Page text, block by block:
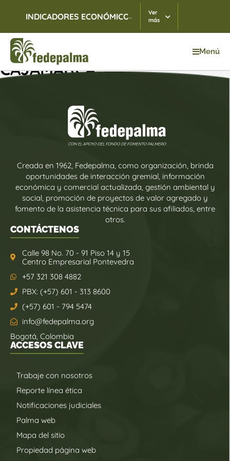
INDICADORES ECONÓMICOS TRM 05/08/2026
...
Ver
más
Menú
CAJAMARCA
Creada en 1962, Fedepalma, como organización, brinda
oportunidades de interacción gremial, información
económica y comercial actualizada, gestión ambiental y
social, promoción de proyectos de valor agregado y
fomento de la asistencia técnica para sus afiliados, entre
otros.
CONTÁCTENOS
Calle 98 No. 70 - 91 Piso 14 y 15
Centro Empresarial Pontevedra
+57 321 308 4882
PBX: (+57) 601 - 313 8600
(+57) 601 - 794 5474
info@fedepalma.org
Bogotá, Colombia
ACCESOS CLAVE
Trabaje con nosotros
Reporte línea ética
Notificaciones judiciales
Palma web
Mapa del sitio
Propiedad página web